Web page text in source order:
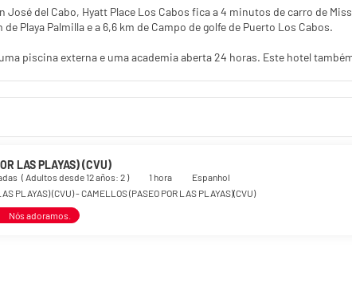
a 4 minutos de carro de Missão de São José e a 6 minutos de Puerto
6,1 km de Playa Palmilla e a 6,6 km de Campo de golfe de Puerto Los Cabos.
piscina externa e uma academia aberta 24 horas. Este hotel
com decoração individual, com geladeiras e TVs LED. Sua cama
para navegar na web e canais via satélite para a sua diversão.
grife e secadores de cabelo.
ou experimente os petiscos servidos na cafeteria. Este hotel
em um bar/lounge. Buffet de café da manhã grátis é servido
center 24 horas, serviço de lavanderia e lavagem a seco e balcão
conferências e 2 salas de reunião. Estacionamento sem manobrista
LAS PLAYAS) (CVU)
( Adultos desde 12 años: 2 ) 1 hora
Espanhol
PLAYAS) (CVU) - CAMELLOS (PASEO POR LAS PLAYAS)(CVU)
Nós adoramos.